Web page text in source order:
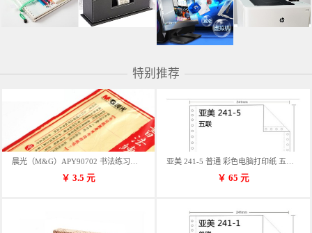
特别推荐
￥ 3.5元 ￥ 65元